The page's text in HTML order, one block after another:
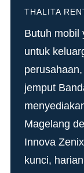
THALITA
Butuh mobil
untuk
jemput
Magelang
Innova
kunci,